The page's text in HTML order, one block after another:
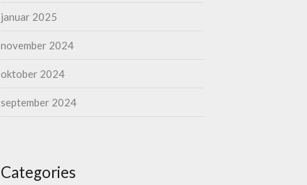
januar 2025
november 2024
oktober 2024
september 2024
Categories